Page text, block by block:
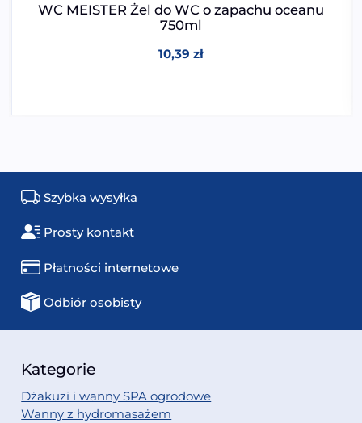
WC MEISTER Żel do WC o zapachu oceanu
750ml
10,39zł
Szybka wysyłka
Prosty kontakt
Płatności internetowe
Odbiór osobisty
Kategorie
Dżakuzi i wanny SPA ogrodowe
Wanny z hydromasażem